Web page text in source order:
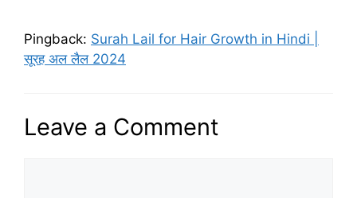
Pingback: Surah Lail for Hair Growth in Hindi |
सूरह अल लैल 2024
Leave a Comment